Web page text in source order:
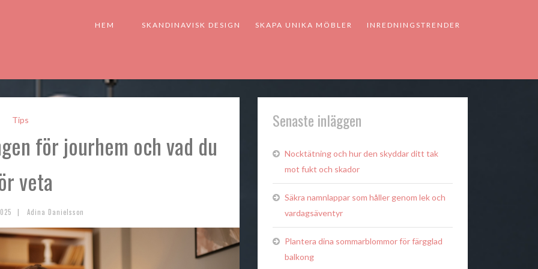
HEM SKANDINAVISK DESIGN SKAPA UNIKA MÖBLER INREDNINGSTRENDER
Tips
för jourhem och vad du
veta
| Adina Danielsson
Senaste inläggen
Nocktätning och hur den skyddar ditt tak
mot fukt och skador
Säkra namnlappar som håller genom lek och
vardagsäventyr
Plantera dina sommarblommor för färgglad
balkong